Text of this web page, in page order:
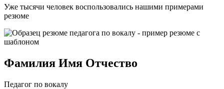
Уже тысячи человек воспользовались нашими примерами
резюме
Фамилия Имя Отчество
Педагог по вокалу